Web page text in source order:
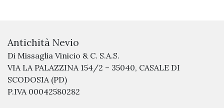
Antichità Nevio
Di Missaglia Vinicio & C. S.A.S.
VIA LA PALAZZINA 154/2 – 35040, CASALE DI
SCODOSIA (PD)
P.IVA 00042580282